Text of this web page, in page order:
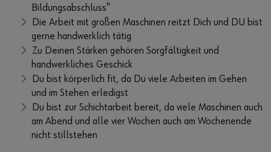
Bildungsabschluss"
Die Arbeit mit großen Maschinen reitzt Dich und DU bist
gerne handwerklich tätig
Zu Deinen Stärken gehören Sorgfältigkeit und
handwerkliches Geschick
Du bist körperlich fit, da Du viele Arbeiten im Gehen
und im Stehen erledigst
Du bist zur Schichtarbeit bereit, da viele Maschinen auch
am Abend und alle vier Wochen auch am Wochenende
nicht stillstehen